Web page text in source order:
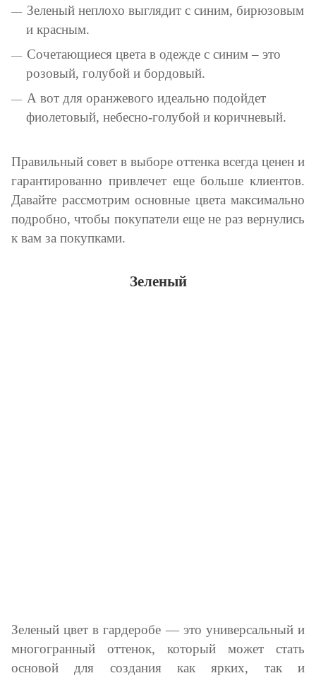
Зеленый неплохо выглядит с синим, бирюзовым
и красным.
Сочетающиеся цвета в одежде с синим – это
розовый, голубой и бордовый.
А вот для оранжевого идеально подойдет
фиолетовый, небесно-голубой и коричневый.
Правильный совет в выборе оттенка всегда ценен и
гарантированно привлечет еще больше клиентов.
Давайте рассмотрим основные цвета максимально
подробно, чтобы покупатели еще не раз вернулись
к вам за покупками.
Зеленый
Зеленый цвет в гардеробе — это универсальный и
многогранный оттенок, который может стать
основой для создания как ярких, так и